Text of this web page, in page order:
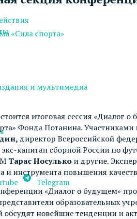
и мультимедиа
Telegram
«Сила спорта»
итоговая сессия «Диалог о
Фонда Потанина.
директор Всероссийской
капитан сборной России по
Тарас Носулько и другие.
и инструмента повышения
«Диалог о будущем»
образовательных
обсудят новейшие тенденции и